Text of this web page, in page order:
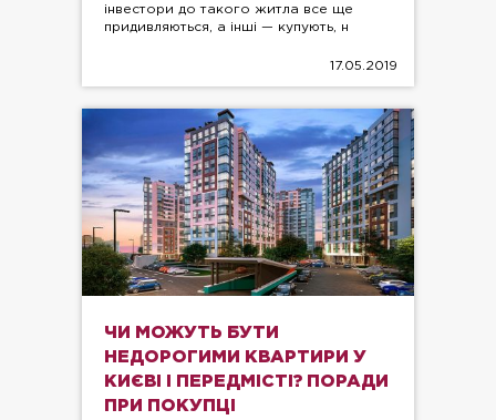
інвестори до такого житла все ще
придивляються, а інші — купують, н
17.05.2019
ЧИ МОЖУТЬ БУТИ
НЕДОРОГИМИ КВАРТИРИ У
КИЄВІ І ПЕРЕДМІСТІ? ПОРАДИ
ПРИ ПОКУПЦІ